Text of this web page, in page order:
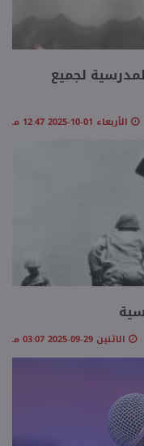
لجميع
الأربعاء 01-10-2025 12:47 مـ
الاثنين 29-09-2025 03:07 مـ